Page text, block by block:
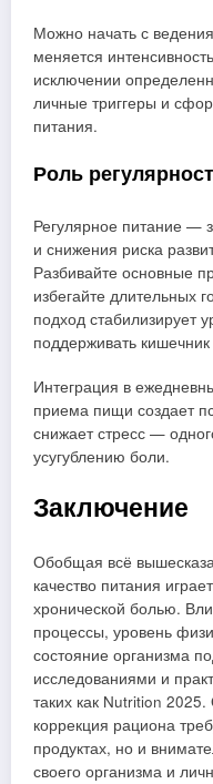
Можно начать с
меняется
исключении
личные триггеры и
питания.
Роль
Регулярное питание —
и снижения риска
Разбивайте основные
избегайте длительных
подход стабилизирует
поддерживать
Интеграция в
приема пищи создает
снижает стресс —
усугублению боли.
Заключение
Обобщая всё
качество питания
хронической болью.
процессы, уровень
состояние организма
исследованиями и
таких как Nutrition
коррекция рациона
продуктах, но и
своего организма и